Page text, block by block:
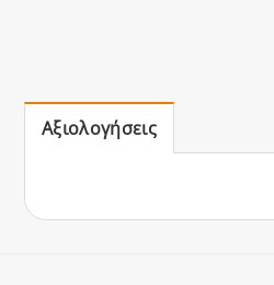
Αξιολογήσεις